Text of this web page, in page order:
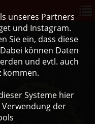
unseres Partners
und Instagram.
Sie ein, dass diese
können Daten
und evtl. auch
kommen.
Systeme hier
der